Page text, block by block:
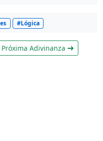
#Lógica
Próxima Adivinanza